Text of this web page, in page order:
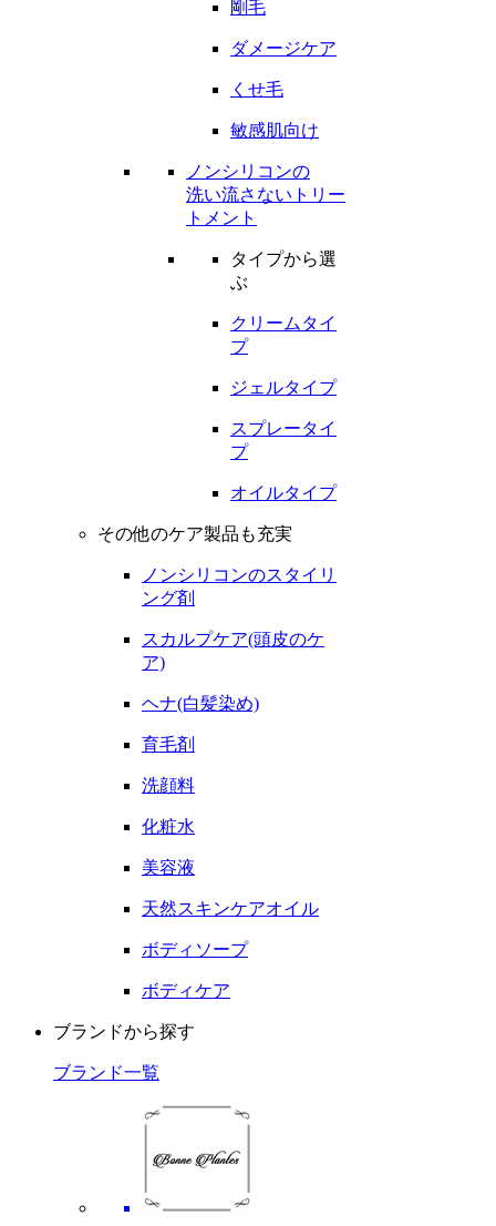
剛毛
ダメージケア
くせ毛
敏感肌向け
ノンシリコンの
洗い流さないトリー
トメント
タイプから選
ぶ
クリームタイ
プ
ジェルタイプ
スプレータイ
プ
オイルタイプ
その他のケア製品も充実
ノンシリコンのスタイリ
ング剤
スカルプケア(頭皮のケ
ア)
ヘナ(白髪染め)
育毛剤
洗顔料
化粧水
美容液
天然スキンケアオイル
ボディソープ
ボディケア
ブランドから探す
ブランド一覧